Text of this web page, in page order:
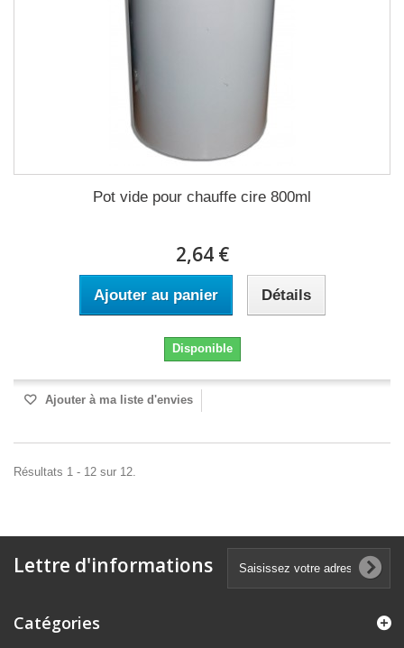
Pot vide pour chauffe cire 800ml
2,64 €
Ajouter au panier Détails
Disponible
Ajouter à ma liste d'envies
Résultats 1 - 12 sur 12.
Lettre d'informations
Catégories